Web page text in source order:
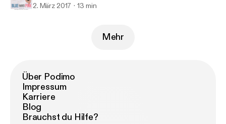
2. März 2017 13 min
Mehr
Über Podimo
Impressum
Karriere
Blog
Brauchst du Hilfe?